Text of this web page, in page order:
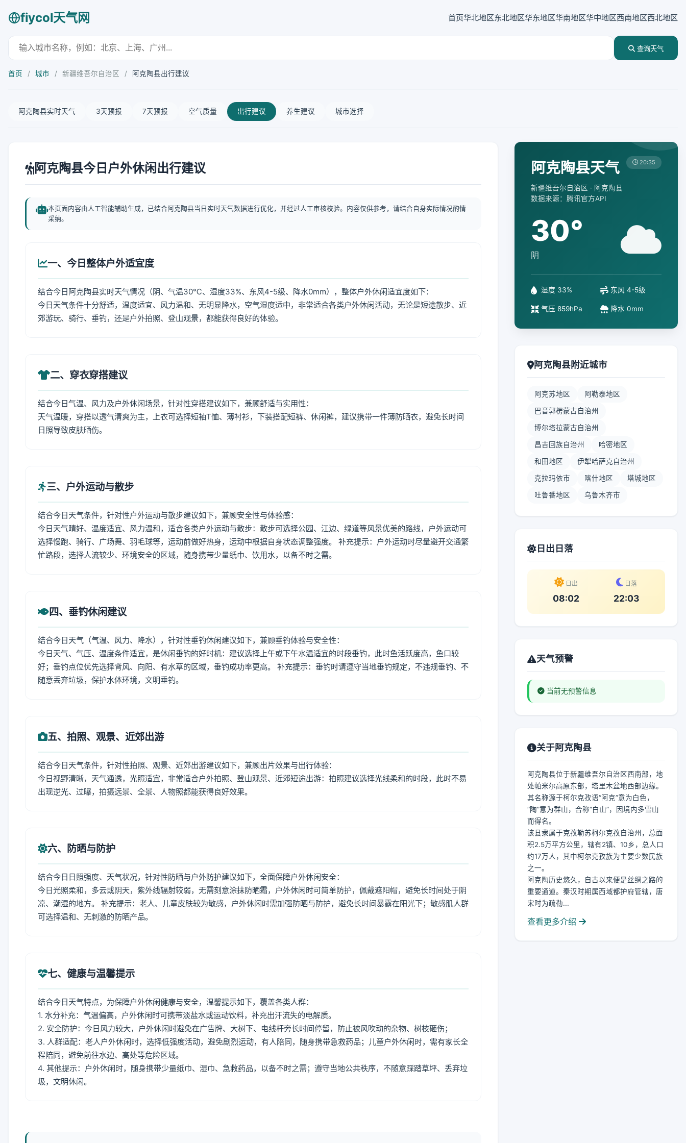
fiycol天气网 首页华北地区东北地区华东地区华南地区华中地区西南地区西北地区
查询天气
首页 / 城市 / 新疆维吾尔自治区 / 阿克陶县出行建议
阿克陶县实时天气 3天预报 7天预报 空气质量 出行建议 养生建议 城市选择
阿克陶县今日户外休闲出行建议
本页面内容由人工智能辅助生成，已结合阿克陶县当日实时天气数据进行优化，并经过人工审核校验。内容仅供参考，请结合自身实际情况酌情
采纳。
一、今日整体户外适宜度
结合今日阿克陶县实时天气情况（阴、气温30℃、湿度33%、东风4-5级、降水0mm），整体户外休闲适宜度如下：
今日天气条件十分舒适，温度适宜、风力温和、无明显降水，空气湿度适中，非常适合各类户外休闲活动，无论是短途散步、近
郊游玩、骑行、垂钓，还是户外拍照、登山观景，都能获得良好的体验。
二、穿衣穿搭建议
结合今日气温、风力及户外休闲场景，针对性穿搭建议如下，兼顾舒适与实用性：
天气温暖，穿搭以透气清爽为主，上衣可选择短袖T恤、薄衬衫，下装搭配短裤、休闲裤，建议携带一件薄防晒衣，避免长时间
日照导致皮肤晒伤。
三、户外运动与散步
结合今日天气条件，针对性户外运动与散步建议如下，兼顾安全性与体验感：
今日天气晴好、温度适宜、风力温和，适合各类户外运动与散步：散步可选择公园、江边、绿道等风景优美的路线，户外运动可
选择慢跑、骑行、广场舞、羽毛球等，运动前做好热身，运动中根据自身状态调整强度。 补充提示：户外运动时尽量避开交通繁
忙路段，选择人流较少、环境安全的区域，随身携带少量纸巾、饮用水，以备不时之需。
四、垂钓休闲建议
结合今日天气（气温、风力、降水），针对性垂钓休闲建议如下，兼顾垂钓体验与安全性：
今日天气、气压、温度条件适宜，是休闲垂钓的好时机：建议选择上午或下午水温适宜的时段垂钓，此时鱼活跃度高，鱼口较
好；垂钓点位优先选择背风、向阳、有水草的区域，垂钓成功率更高。 补充提示：垂钓时请遵守当地垂钓规定，不违规垂钓、不
随意丢弃垃圾，保护水体环境，文明垂钓。
五、拍照、观景、近郊出游
结合今日天气条件，针对性拍照、观景、近郊出游建议如下，兼顾出片效果与出行体验：
今日视野清晰，天气通透，光照适宜，非常适合户外拍照、登山观景、近郊短途出游：拍照建议选择光线柔和的时段，此时不易
出现逆光、过曝，拍摄远景、全景、人物照都能获得良好效果。
六、防晒与防护
结合今日日照强度、天气状况，针对性防晒与户外防护建议如下，全面保障户外休闲安全：
今日光照柔和，多云或阴天，紫外线辐射较弱，无需刻意涂抹防晒霜，户外休闲时可简单防护，佩戴遮阳帽，避免长时间处于阴
凉、潮湿的地方。 补充提示：老人、儿童皮肤较为敏感，户外休闲时需加强防晒与防护，避免长时间暴露在阳光下；敏感肌人群
可选择温和、无刺激的防晒产品。
七、健康与温馨提示
结合今日天气特点，为保障户外休闲健康与安全，温馨提示如下，覆盖各类人群：
1. 水分补充：气温偏高，户外休闲时可携带淡盐水或运动饮料，补充出汗流失的电解质。
2. 安全防护：今日风力较大，户外休闲时避免在广告牌、大树下、电线杆旁长时间停留，防止被风吹动的杂物、树枝砸伤；
3. 人群适配：老人户外休闲时，选择低强度活动，避免剧烈运动，有人陪同，随身携带急救药品；儿童户外休闲时，需有家长全
程陪同，避免前往水边、高处等危险区域。
4. 其他提示：户外休闲时，随身携带少量纸巾、湿巾、急救药品，以备不时之需；遵守当地公共秩序，不随意踩踏草坪、丢弃垃
圾，文明休闲。
阿克陶县天气
新疆维吾尔自治区 · 阿克陶县
数据来源：腾讯官方API
20:35
30°
阴
湿度 33% 东风 4-5级
气压 859hPa 降水 0mm
阿克陶县附近城市
阿克苏地区 阿勒泰地区
巴音郭楞蒙古自治州
博尔塔拉蒙古自治州
昌吉回族自治州 哈密地区
和田地区 伊犁哈萨克自治州
克拉玛依市 喀什地区 塔城地区
吐鲁番地区 乌鲁木齐市
日出日落
日出
08:02
日落
22:03
天气预警
当前无预警信息
关于阿克陶县
阿克陶县位于新疆维吾尔自治区西南部，地
处帕米尔高原东部，塔里木盆地西部边缘。
其名称源于柯尔克孜语“阿克”意为白色，
“陶”意为群山，合称“白山”，因境内多雪山
而得名。
该县隶属于克孜勒苏柯尔克孜自治州，总面
积2.5万平方公里，辖有2镇、10乡，总人口
约17万人，其中柯尔克孜族为主要少数民族
之一。
阿克陶历史悠久，自古以来便是丝绸之路的
重要通道。秦汉时期属西域都护府管辖，唐
宋时为疏勒...
查看更多介绍